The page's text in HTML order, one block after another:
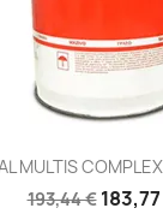
MULTIS
193,44 €